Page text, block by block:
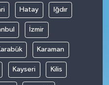
Hatay Iğdır
İzmir
Karaman
Kayseri Kilis